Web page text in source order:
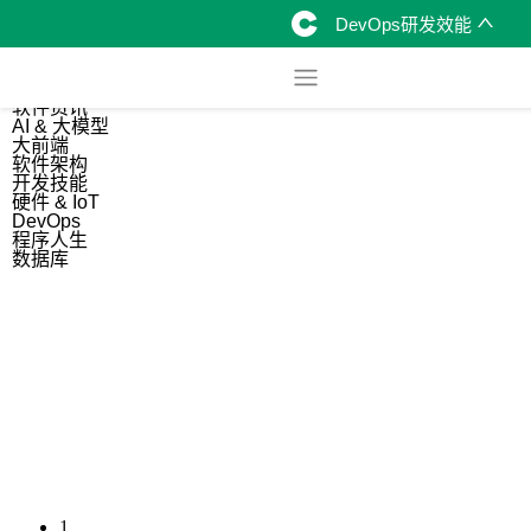
DevOps研发效能
软件资讯
AI & 大模型
大前端
软件架构
开发技能
硬件 & IoT
DevOps
程序人生
数据库
1